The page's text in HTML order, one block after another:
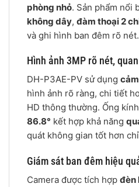
phòng nhỏ. Sản phẩm nổi
không dây, đàm thoại 2
và ghi hình ban đêm rõ nét.
Hình ảnh 3MP rõ nét,
DH-P3AE-PV sử dụng
hình ảnh rõ ràng, chi tiết
HD thông thường. Ống kính
86.8° kết hợp khả năng
quát không gian tốt hơn
Giám sát ban đêm hiệu
Camera được tích hợp đèn